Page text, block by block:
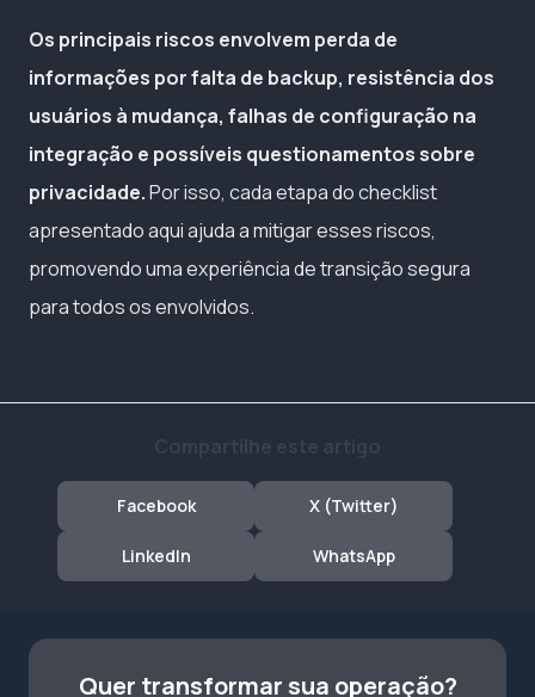
Os principais riscos envolvem perda de
informações por falta de backup, resistência dos
usuários à mudança, falhas de configuração na
integração e possíveis questionamentos sobre
privacidade.Por isso, cada etapa do checklist
apresentado aqui ajuda a mitigar esses riscos,
promovendo uma experiência de transição segura
para todos os envolvidos.
Compartilhe este artigo
Facebook X (Twitter)
LinkedIn WhatsApp
Quer transformar sua operação?